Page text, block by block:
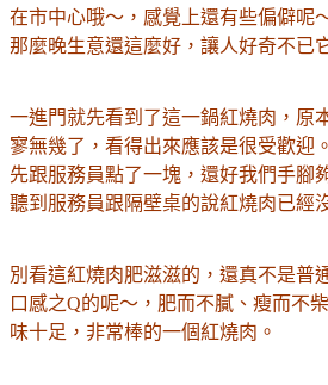
在市中心哦～，感覺上還有些偏僻呢
那麼晚生意還這麼好，讓人好奇不已
一進門就先看到了這一鍋紅燒肉，原
寥無幾了，看得出來應該是很受歡迎
先跟服務員點了一塊，還好我們手腳
聽到服務員跟隔壁桌的說紅燒肉已經
別看這紅燒肉肥滋滋的，還真不是普
口感之Q的呢～，肥而不膩、瘦而不
味十足，非常棒的一個紅燒肉。